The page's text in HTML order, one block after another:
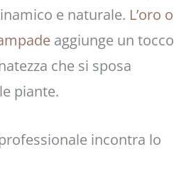
e naturale. L’oro o
aggiunge un tocco
che si sposa
piante.
incontra lo